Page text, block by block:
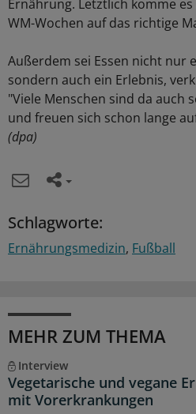
Ernährung. Letztlich komme
WM-Wochen auf das richtige
Außerdem sei Essen nicht nur
sondern auch ein Erlebnis,
"Viele Menschen sind da auch
und freuen sich schon lange
(dpa)
Schlagworte:
Ernährungsmedizin Fußball
MEHR ZUM THEMA
Interview
Vegetarische und vegane
mit Vorerkrankungen